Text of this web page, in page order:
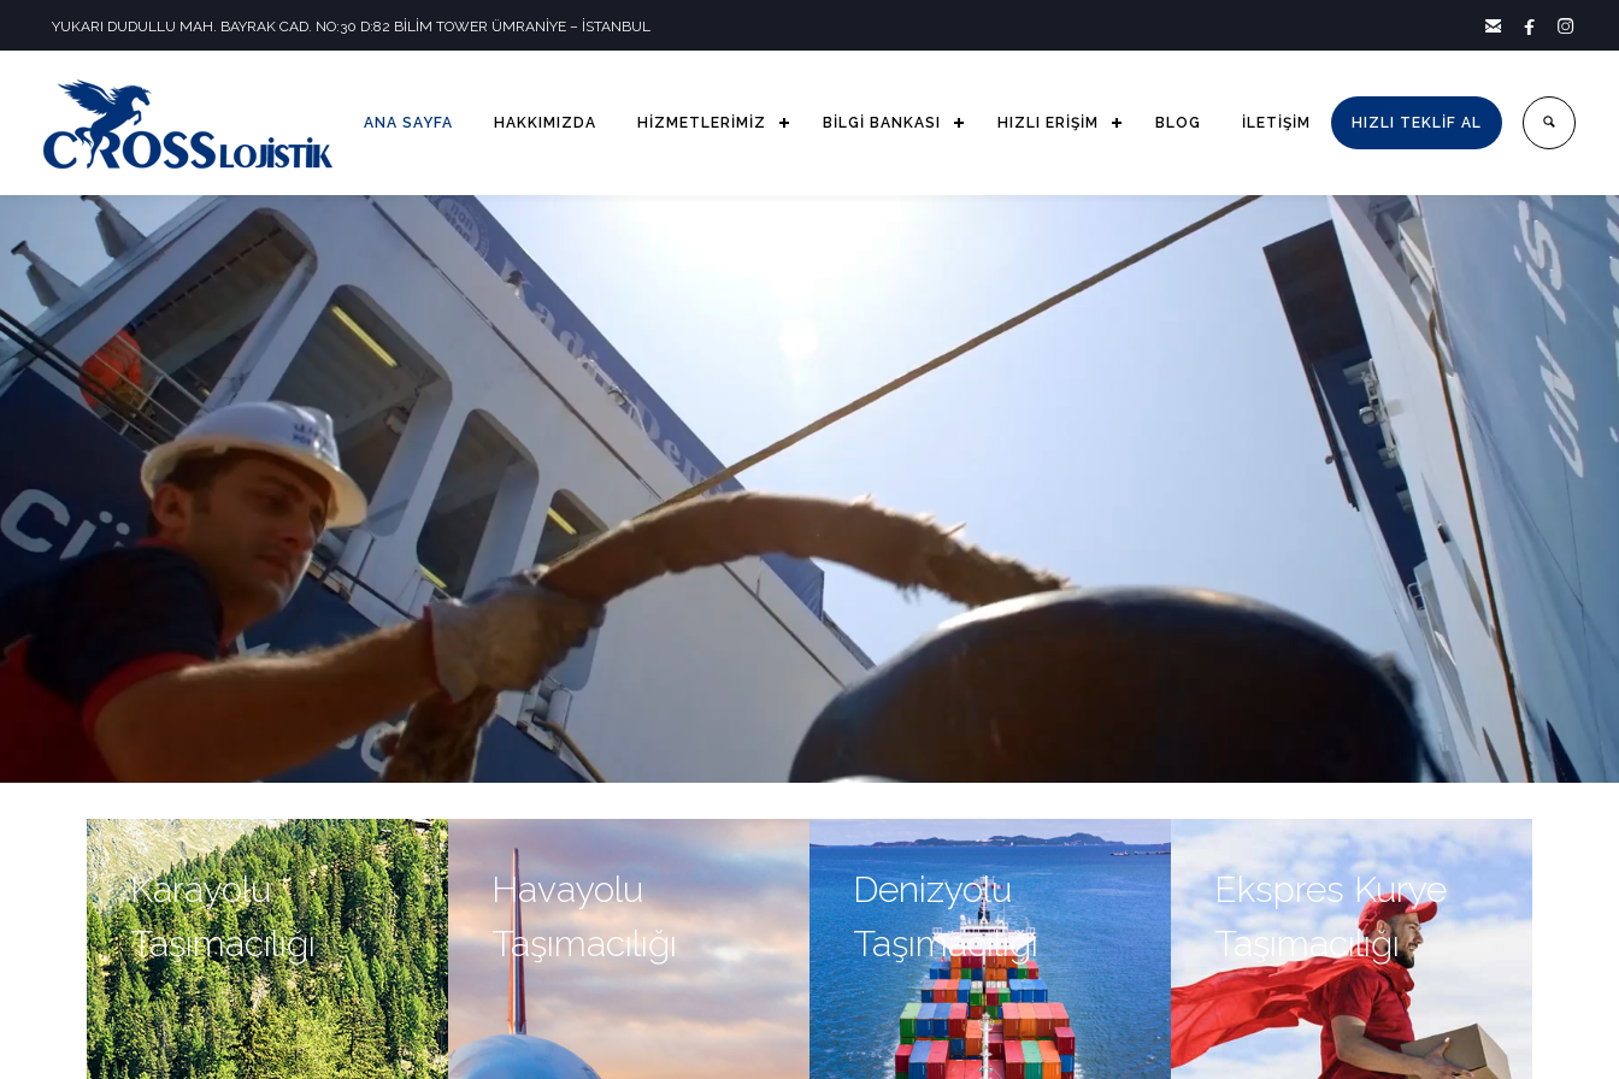
YUKARI DUDULLU MAH. BAYRAK CAD. NO:30 D:82 BİLİM TOWER ÜMRANİYE – İSTANBUL   
ANA SAYFA HAKKIMIZDA HİZMETLERİMİZ BİLGİ BANKASI HIZLI ERİŞİM BLOG İLETİŞİM HIZLI TEKLİF AL
Karayolu
Taşımacılığı
Havayolu
Taşımacılığı
Denizyolu
Taşımacılığı
Ekspres Kurye
Taşımacılığı